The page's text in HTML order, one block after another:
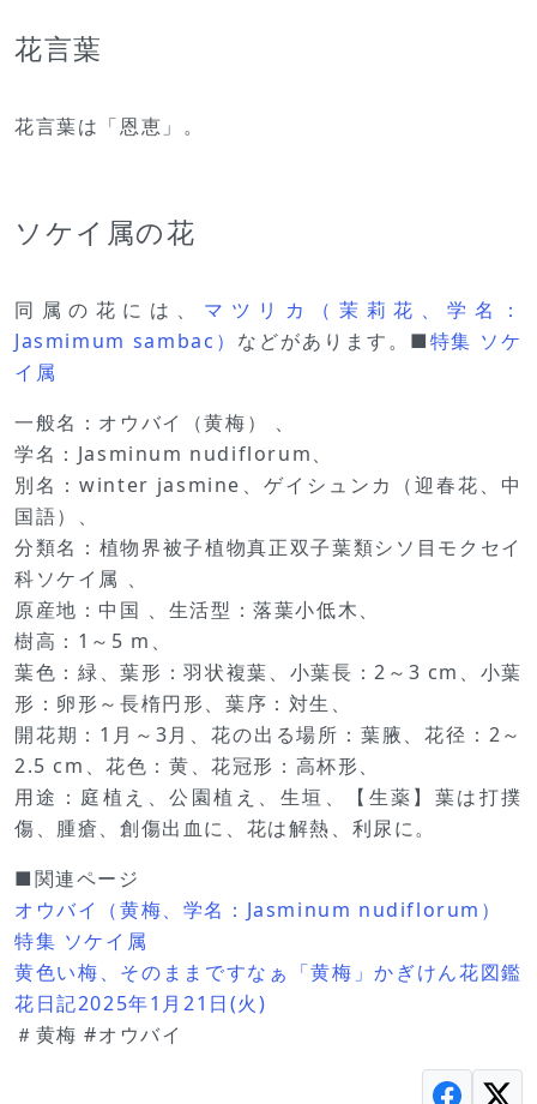
花言葉
花言葉は「恩恵」。
ソケイ属の花
同属の花には、 マツリカ（茉莉花、学名：
Jasmimum sambac） などがあります。■特集 ソケ
イ属
一般名：オウバイ（黄梅） 、
学名：Jasminum nudiflorum、
別名：winter jasmine、ゲイシュンカ（迎春花、中
国語）、
分類名：植物界被子植物真正双子葉類シソ目モクセイ
科ソケイ属 、
原産地：中国 、生活型：落葉小低木、
樹高：1～5 m、
葉色：緑、葉形：羽状複葉、小葉長：2～3 cm、小葉
形：卵形～長楕円形、葉序：対生、
開花期：1月～3月、花の出る場所：葉腋、花径：2～
2.5 cm、花色：黄、花冠形：高杯形、
用途：庭植え、公園植え、生垣、【生薬】葉は打撲
傷、腫瘡、創傷出血に、花は解熱、利尿に。
■関連ページ
オウバイ（黄梅、学名：Jasminum nudiflorum）
特集 ソケイ属
黄色い梅、そのままですなぁ「黄梅」かぎけん花図鑑
花日記2025年1月21日(火)
＃黄梅 #オウバイ